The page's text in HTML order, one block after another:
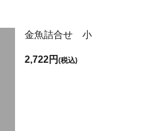
金魚詰合せ 小
2,722円(税込)